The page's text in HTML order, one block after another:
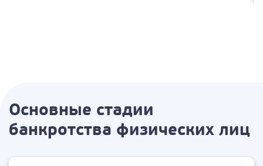
Основные стадии
банкротства физических лиц